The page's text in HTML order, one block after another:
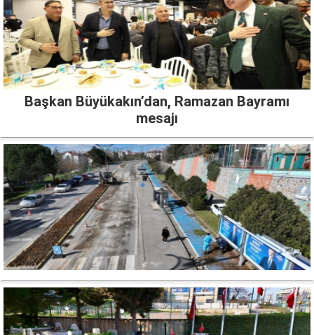
Başkan Büyükakın’dan, Ramazan Bayramı
mesajı